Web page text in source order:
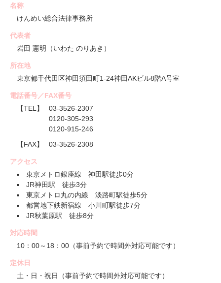
名称
けんめい総合法律事務所
代表者
岩田 憲明（いわた のりあき）
所在地
東京都千代田区神田須田町1-24神田AKビル8階A号室
電話番号／FAX番号
【TEL】
03-3526-2307
0120-305-293
0120-915-246
【FAX】
03-3526-2308
アクセス
東京メトロ銀座線 神田駅徒歩0分
JR神田駅 徒歩3分
東京メトロ丸の内線 淡路町駅徒歩5分
都営地下鉄新宿線 小川町駅徒歩7分
JR秋葉原駅 徒歩8分
対応時間
10：00～18：00（事前予約で時間外対応可能です）
定休日
土・日・祝日（事前予約で時間外対応可能です）